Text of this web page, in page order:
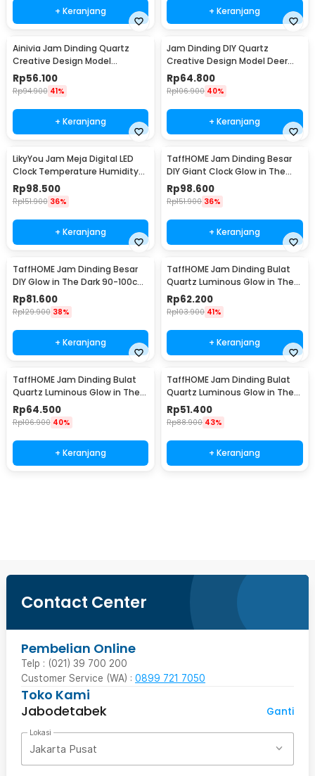
Kelengkapan Produk
1 x TaffHOME Jam Dinding Besar DIY Giant Wall Clock 90-100cm -
DIY-102
2 x Jarum Jam
2 x Busa Angka Jam
2 x Stiker Angka Jam
1 x Housing Mesin Jam
1 x Suction Cup dan Pengait
1 x Panduan Penggunaan
+ Keranjang + Keranjang
Ainivia Jam Dinding Quartz
Creative Design Model
Luminous 30cm - MM61WC
Rp56.100
Rp94.900 41%
+ Keranjang
Jam Dinding DIY Quartz
Creative Design Model Deer
Head 80cm - Q8073
Rp64.800
Rp106.900 40%
+ Keranjang
LikyYou Jam Meja Digital LED
Clock Temperature Humidity
Control - CYP-105
Rp98.500
Rp151.900 36%
+ Keranjang
TaffHOME Jam Dinding Besar
DIY Giant Clock Glow in The
Dark 90-100cm - DIY-106
Rp98.600
Rp151.900 36%
+ Keranjang
TaffHOME Jam Dinding Besar
DIY Glow in The Dark 90-100cm
- JM-03
Rp81.600
Rp129.900 38%
+ Keranjang
TaffHOME Jam Dinding Bulat
Quartz Luminous Glow in The
Dark 30cm MDB1
Rp62.200
Rp103.900 41%
+ Keranjang
TaffHOME Jam Dinding Bulat
Quartz Luminous Glow in The
Dark 30cm MDB3
Rp64.500
Rp106.900 40%
+ Keranjang
TaffHOME Jam Dinding Bulat
Quartz Luminous Glow in The
Dark 30cm MDB4
Rp51.400
Rp88.900 43%
+ Keranjang
Contact Center
Pembelian Online
Telp : (021) 39 700 200
Customer Service (WA) : 0899 721 7050
Toko Kami
Jabodetabek
Ganti
Lokasi
Jakarta Pusat